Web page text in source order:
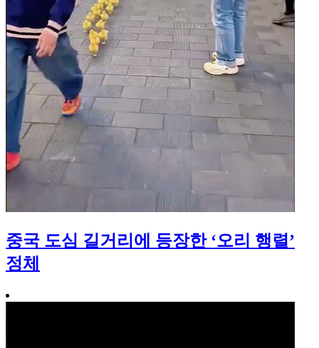
중국 도심 길거리에 등장한 ‘오리 행렬’
정체